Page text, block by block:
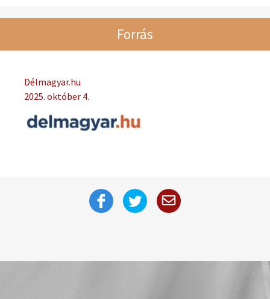
Forrás
Délmagyar.hu
2025. október 4.